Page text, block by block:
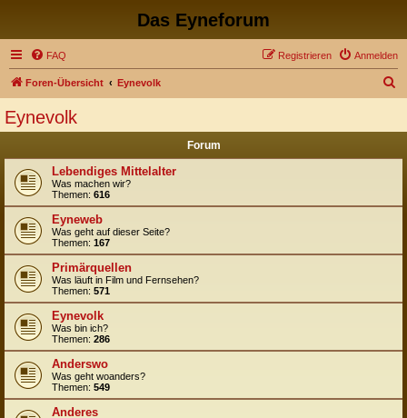
Das Eyneforum
FAQ Anmelden
Registrieren
Foren-Übersicht Eynevolk
Eynevolk
Forum
Lebendiges Mittelalter
Was machen wir?
Themen: 616
Eyneweb
Was geht auf dieser Seite?
Themen: 167
Primärquellen
Was läuft in Film und Fernsehen?
Themen: 571
Eynevolk
Was bin ich?
Themen: 286
Anderswo
Was geht woanders?
Themen: 549
Anderes